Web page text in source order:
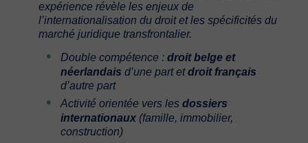
expérience révèle les enjeux de
l’internationalisation du droit et les spécificités du
marché juridique transfrontalier.
Double compétence : droit belge et
néerlandais d’une part etdroit français
d’autre part
Activité orientée vers les dossiers
internationaux (famille, immobilier,
construction)